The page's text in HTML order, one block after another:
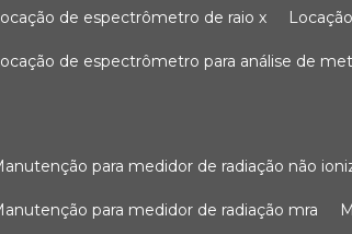
locação de espectrômetro de raio x
locação de espectrômetro para análise de
manutenção para medidor de radiação não
manutenção para medidor de radiação mra